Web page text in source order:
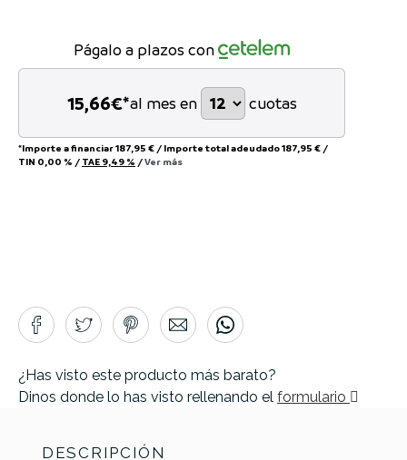
Págalo a plazos con
15,66€*al mes en cuotas
*Importe a financiar187,95 € / Importe total adeudado187,95 € /
TIN 0,00 % / TAE 9,49 % /Ver más
¿Has visto este producto más barato?
Dinos donde lo has visto rellenando el formulario
DESCRIPCIÓN